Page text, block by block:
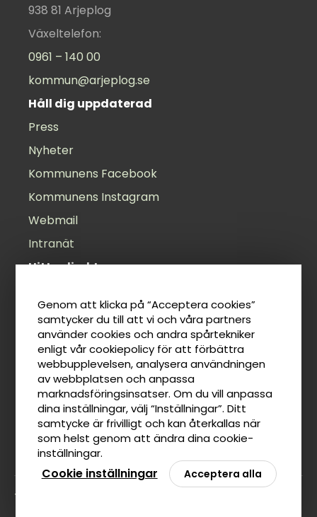
Genom att klicka på “Acceptera cookies”
samtycker du till att vi och våra partners
använder cookies och andra spårtekniker
enligt vår cookiepolicy för att förbättra
webbupplevelsen, analysera användningen
av webbplatsen och anpassa
marknadsföringsinsatser. Om du vill anpassa
dina inställningar, välj “Inställningar”. Ditt
samtycke är frivilligt och kan återkallas när
som helst genom att ändra dina cookie-
inställningar.
Cookie inställningar Acceptera alla
938 81 Arjeplog
Växeltelefon:
0961 – 140 00
kommun@arjeplog.se
Håll dig uppdaterad
Press
Nyheter
Kommunens Facebook
Kommunens Instagram
Webmail
Intranät
Hitta direkt
Felanmälan
Anslagstavla
Lediga jobb
Tillgänglighetsredogörelse
Taxor
Tillbaka till toppen av sidan